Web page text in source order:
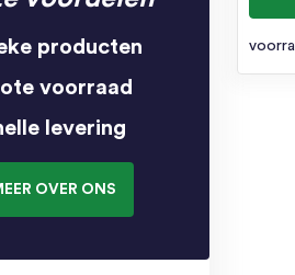
producten
voorraad
levering
OVER ONS